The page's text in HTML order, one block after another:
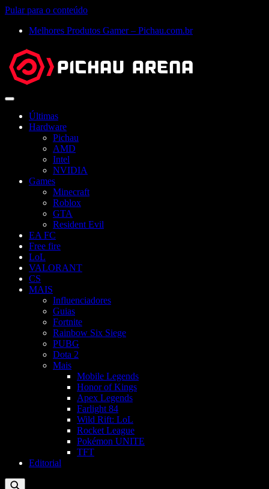
Pular para o conteúdo
Melhores Produtos Gamer – Pichau.com.br
Abrir
Últimas
Hardware
Pichau
AMD
Intel
NVIDIA
Games
Minecraft
Roblox
GTA
Resident Evil
EA FC
Free fire
LoL
VALORANT
CS
MAIS
Influenciadores
Guias
Fortnite
Rainbow Six Siege
PUBG
Dota 2
Mais
Mobile Legends
Honor of Kings
Apex Legends
Farlight 84
Wild Rift: LoL
Rocket League
Pokémon UNITE
TFT
Editorial
Buscar